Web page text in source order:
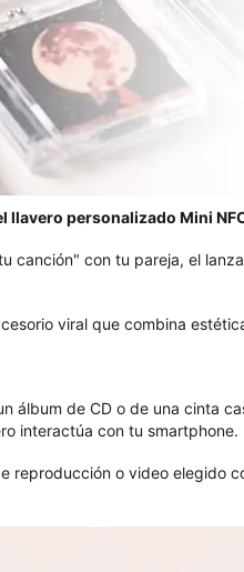
llavero personalizado Mini
canción" con tu pareja, el
viral que combina
álbum de CD o de una cinta
interactúa con tu smartphone.
reproducción o video elegido